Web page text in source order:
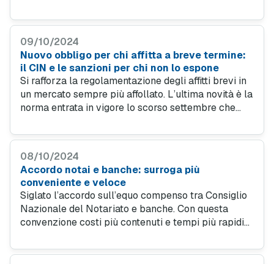
Trova le offerte mutuo convenienti di ottobre 2024.
09/10/2024
Nuovo obbligo per chi affitta a breve termine:
il CIN e le sanzioni per chi non lo espone
Si rafforza la regolamentazione degli affitti brevi in
un mercato sempre più affollato. L’ultima novità è la
norma entrata in vigore lo scorso settembre che
sugli annunci online.
08/10/2024
Accordo notai e banche: surroga più
conveniente e veloce
Siglato l’accordo sull’equo compenso tra Consiglio
Nazionale del Notariato e banche. Con questa
convenzione costi più contenuti e tempi più rapidi
offerte surroga e nuovo mutuo vantaggiose a